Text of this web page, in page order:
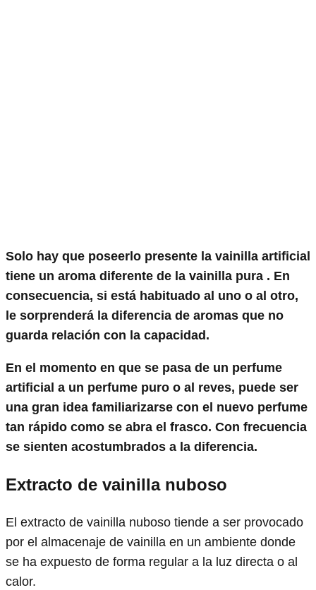
Solo hay que poseerlo presente la vainilla artificial
tiene un aroma diferente de la vainilla pura . En
consecuencia, si está habituado al uno o al otro,
le sorprenderá la diferencia de aromas que no
guarda relación con la capacidad.
En el momento en que se pasa de un perfume
artificial a un perfume puro o al reves, puede ser
una gran idea familiarizarse con el nuevo perfume
tan rápido como se abra el frasco. Con frecuencia
se sienten acostumbrados a la diferencia.
Extracto de vainilla nuboso
El extracto de vainilla nuboso tiende a ser provocado
por el almacenaje de vainilla en un ambiente donde
se ha expuesto de forma regular a la luz directa o al
calor.